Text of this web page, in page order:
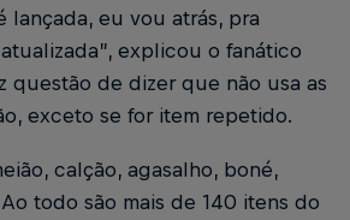
lançada, eu vou atrás, pra
explicou o fanático
questão de dizer que não usa as
exceto se for item repetido.
calção, agasalho, boné,
todo são mais de 140 itens do